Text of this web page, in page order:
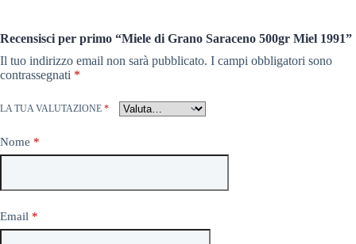
Recensisci per primo “Miele di Grano Saraceno 500gr Miel 1991”
Il tuo indirizzo email non sarà pubblicato. I campi obbligatori sono
contrassegnati *
LA TUA VALUTAZIONE *
Nome *
Email *